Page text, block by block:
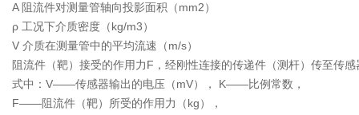
A 阻流件对测量管轴向投影面积（mm2）
ρ 工况下介质密度（kg/m3）
V 介质在测量管中的平均流速（m/s）
阻流件（靶）接受的作用力F，经刚性连接的传递件（测杆）传至传
式中：V——传感器输出的电压（mV）， K——比例常数，
F——阻流件（靶）所受的作用力（kg），